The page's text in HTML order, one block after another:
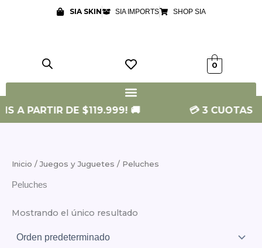
SIA SKIN SIA IMPORTS SHOP SIA
0
A PARTIR DE $119.999! 🚚 💳 3 CUOTAS
Inicio /Juegos y Juguetes / Peluches
Peluches
Mostrando el único resultado